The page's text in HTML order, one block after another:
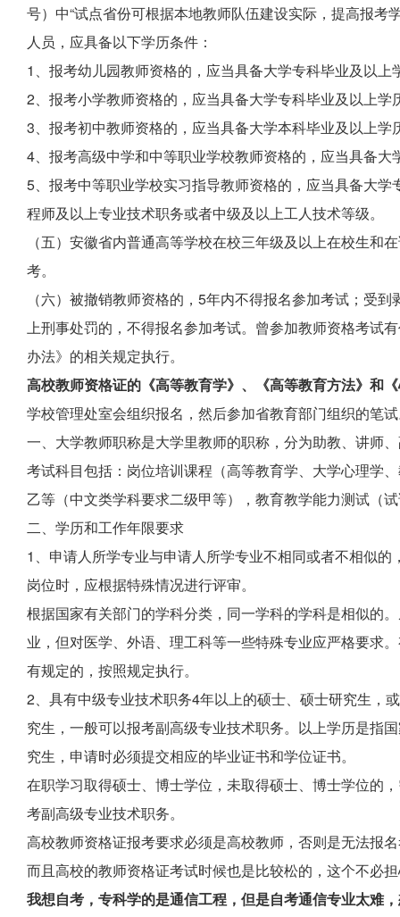
号）中“试点省份可根据本地教师队伍建设实际，提高报考
人员，应具备以下学历条件：
1、报考幼儿园教师资格的，应当具备大学专科毕业及以
2、报考小学教师资格的，应当具备大学专科毕业及以上学
3、报考初中教师资格的，应当具备大学本科毕业及以上学
4、报考高级中学和中等职业学校教师资格的，应当具备大
5、报考中等职业学校实习指导教师资格的，应当具备大
程师及以上专业技术职务或者中级及以上工人技术等级。
（五）安徽省内普通高等学校在校三年级及以上在校生和
考。
（六）被撤销教师资格的，5年内不得报名参加考试；受
上刑事处罚的，不得报名参加考试。曾参加教师资格考试
办法》的相关规定执行。
高校教师资格证的《高等教育学》、《高等教育方法》和
学校管理处室会组织报名，然后参加省教育部门组织的笔
一、大学教师职称是大学里教师的职称，分为助教、讲师
考试科目包括：岗位培训课程（高等教育学、大学心理学
乙等（中文类学科要求二级甲等），教育教学能力测试（
二、学历和工作年限要求
1、申请人所学专业与申请人所学专业不相同或者不相似
岗位时，应根据特殊情况进行评审。
根据国家有关部门的学科分类，同一学科的学科是相似的
业，但对医学、外语、理工科等一些特殊专业应严格要求
有规定的，按照规定执行。
2、具有中级专业技术职务4年以上的硕士、硕士研究生，
究生，一般可以报考副高级专业技术职务。以上学历是指
究生，申请时必须提交相应的毕业证书和学位证书。
在职学习取得硕士、博士学位，未取得硕士、博士学位的
考副高级专业技术职务。
高校教师资格证报考要求必须是高校教师，否则是无法报
而且高校的教师资格证考试时候也是比较松的，这个不必
我想自考，专科学的是通信工程，但是自考通信专业太难